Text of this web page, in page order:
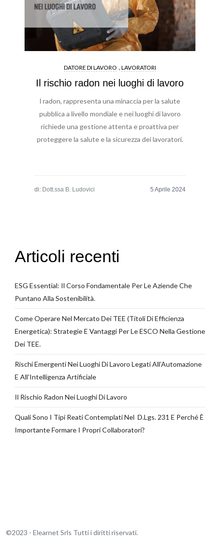
DATORE DI LAVORO , LAVORATORI
Il rischio radon nei luoghi di lavoro
l radon, rappresenta una minaccia per la salute
pubblica a livello mondiale e nei luoghi di lavoro
richiede una gestione attenta e proattiva per
proteggere la salute e la sicurezza dei lavoratori.
di: Dott.ssa B. Ludovici
Articoli recenti
ESG Essential: Il Corso Fondamentale Per Le Aziende Che
Puntano Alla Sostenibilità.
Come Operare Nel Mercato Dei TEE (Titoli Di Efficienza
Energetica): Strategie E Vantaggi Per Le ESCO Nella Gestione
Dei TEE.
Rischi Emergenti Nei Luoghi Di Lavoro Legati All’Automazione
E All’Intelligenza Artificiale
Il Rischio Radon Nei Luoghi Di Lavoro
Quali Sono I Tipi Reati Contemplati Nel D.Lgs. 231 E Perché È
Importante Formare I Propri Collaboratori?
©2023 - Elearnet Srls Tutti i diritti riservati.